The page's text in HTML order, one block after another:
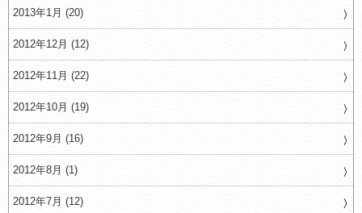
2013年1月 (20)
2012年12月 (12)
2012年11月 (22)
2012年10月 (19)
2012年9月 (16)
2012年8月 (1)
2012年7月 (12)